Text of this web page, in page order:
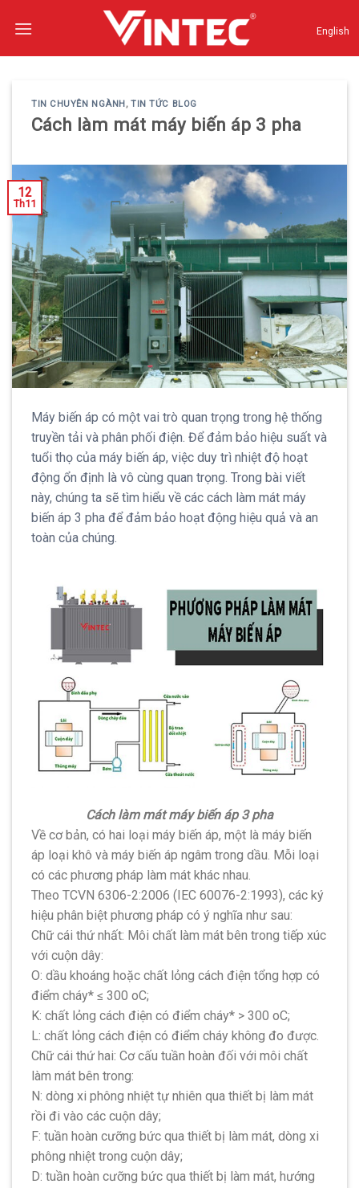
English
TIN CHUYÊN NGÀNH,TIN TỨC BLOG
Cách làm mát máy biến áp 3 pha
12
Th11
Máy biến áp có một vai trò quan trọng trong hệ thống
truyền tải và phân phối điện. Để đảm bảo hiệu suất và
tuổi thọ của máy biến áp, việc duy trì nhiệt độ hoạt
động ổn định là vô cùng quan trọng. Trong bài viết
này, chúng ta sẽ tìm hiểu về các cách làm mát máy
biến áp 3 pha để đảm bảo hoạt động hiệu quả và an
toàn của chúng.
Cách làm mát máy biến áp 3 pha
Về cơ bản, có hai loại máy biến áp, một là máy biến
áp loại khô và máy biến áp ngâm trong dầu. Mỗi loại
có các phương pháp làm mát khác nhau.
Theo TCVN 6306-2:2006 (IEC 60076-2:1993), các ký
hiệu phân biệt phương pháp có ý nghĩa như sau:
Chữ cái thứ nhất: Môi chất làm mát bên trong tiếp xúc
với cuộn dây:
O: dầu khoáng hoặc chất lỏng cách điện tổng hợp có
điểm cháy* ≤ 300 oC;
K: chất lỏng cách điện có điểm cháy* > 300 oC;
L: chất lỏng cách điện có điểm cháy không đo được.
Chữ cái thứ hai: Cơ cấu tuần hoàn đối với môi chất
làm mát bên trong:
N: dòng xi phông nhiệt tự nhiên qua thiết bị làm mát
rồi đi vào các cuộn dây;
F: tuần hoàn cưỡng bức qua thiết bị làm mát, dòng xi
phông nhiệt trong cuộn dây;
D: tuần hoàn cưỡng bức qua thiết bị làm mát, hướng